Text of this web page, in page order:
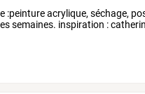
:peinture acrylique, séchage,
semaines. inspiration :